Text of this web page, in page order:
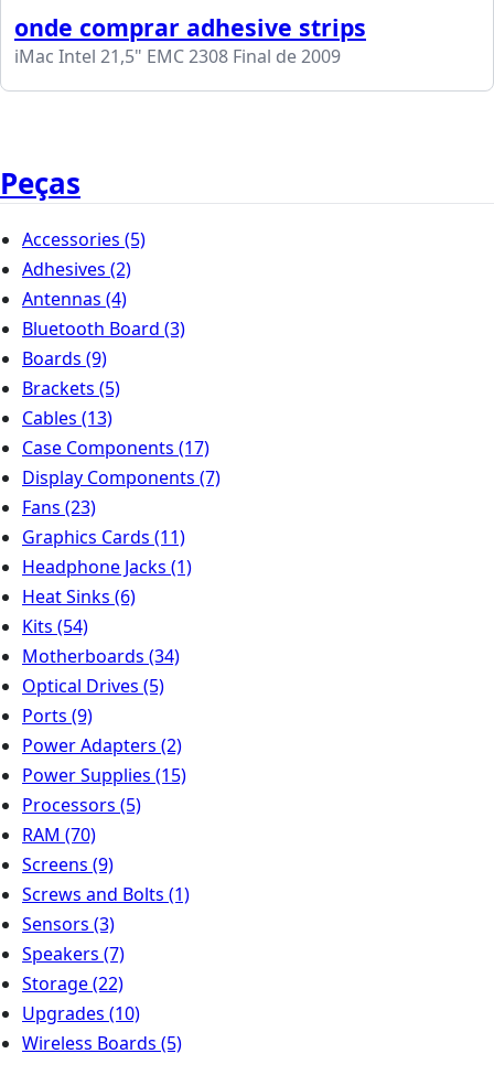
onde comprar adhesive strips
iMac Intel 21,5" EMC 2308 Final de 2009
Peças
Accessories (5)
Adhesives (2)
Antennas (4)
Bluetooth Board (3)
Boards (9)
Brackets (5)
Cables (13)
Case Components (17)
Display Components (7)
Fans (23)
Graphics Cards (11)
Headphone Jacks (1)
Heat Sinks (6)
Kits (54)
Motherboards (34)
Optical Drives (5)
Ports (9)
Power Adapters (2)
Power Supplies (15)
Processors (5)
RAM (70)
Screens (9)
Screws and Bolts (1)
Sensors (3)
Speakers (7)
Storage(22)
Upgrades (10)
Wireless Boards (5)